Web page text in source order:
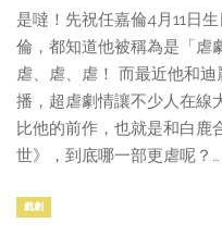
是噠！先祝任嘉倫4月11日
倫，都知道他被稱為是「虐
虐、虐、虐！ 而最近他和
播，超虐劇情讓不少人在線
比他的前作，也就是和白鹿
世》，到底哪一部更虐呢？…
戲劇